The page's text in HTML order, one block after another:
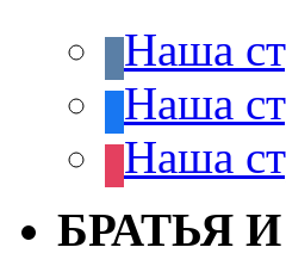
Наша
Наша
Наша
БРАТЬЯ